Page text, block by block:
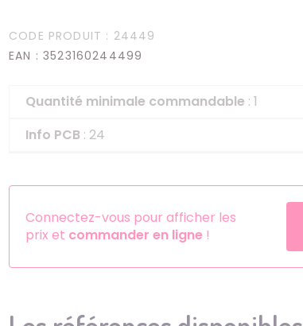
Sets d'accessoires
CODE PRODUIT : 24449
EAN : 3523160244499
Quantité minimale commandable : 1
Info PCB : 24
Connectez-vous pour afficher les
prix et commander en ligne !